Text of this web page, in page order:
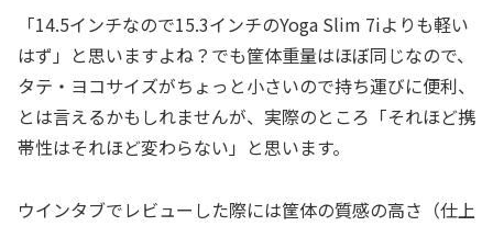
「14.5インチなので15.3インチのYoga Slim 7iよりも軽い
はず」と思いますよね？でも筐体重量はほぼ同じなので、
タテ・ヨコサイズがちょっと小さいので持ち運びに便利、
とは言えるかもしれませんが、実際のところ「それほど携
帯性はそれほど変わらない」と思います。
ウインタブでレビューした際には筐体の質感の高さ（仕上